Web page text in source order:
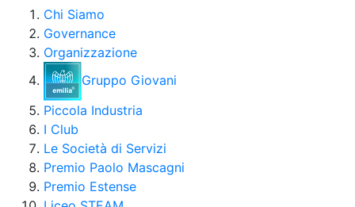
Chi Siamo
Governance
Organizzazione
Gruppo Giovani
Piccola Industria
I Club
Le Società di Servizi
Premio Paolo Mascagni
Premio Estense